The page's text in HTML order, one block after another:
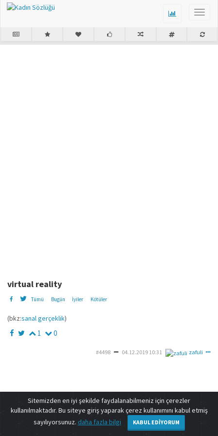
Sitemizden en iyi şekilde faydalanabilmeniz için çerezler
kullanılmaktadır. Bu siteye giriş yaparak çerez kullanımını kabul etmiş
sayılıyorsunuz. daha fazla bilgi KABUL EDIYORUM
virtual reality
Tümü Bugün İyiler Kötüler
(bkz:sanal gerçeklik)
1 0
#4498 04.12.2019 10:31 zafuli
iletişim|s.s.s| facebook |instagram